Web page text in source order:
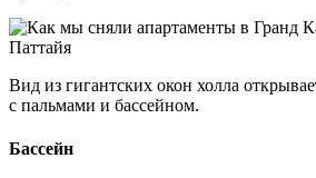
Вид из гигантских окон холла
с пальмами и бассейном.
Бассейн